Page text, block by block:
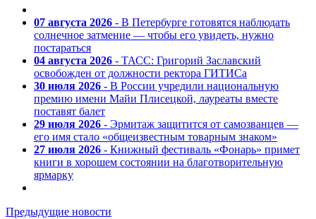
07 августа 2026 - В Петербурге готовятся наблюдать
солнечное затмение — чтобы его увидеть, нужно
постараться
04 августа 2026 - ТАСС: Григорий Заславский
освобожден от должности ректора ГИТИСа
30 июля 2026 - В России учредили национальную
премию имени Майи Плисецкой, лауреаты вместе
поставят балет
29 июля 2026 - Эрмитаж защитится от самозванцев —
его имя стало «общеизвестным товарным знаком»
27 июля 2026 - Книжный фестиваль «Фонарь» примет
книги в хорошем состоянии на благотворительную
ярмарку
Предыдущие новости